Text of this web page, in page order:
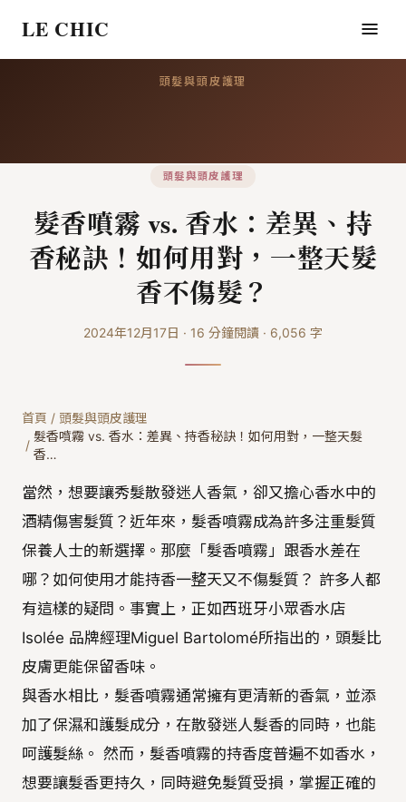
LE CHIC
頭髮與頭皮護理
頭髮與頭皮護理
髮香噴霧 vs. 香水：差異、持
香秘訣！如何用對，一整天髮
香不傷髮？
2024年12月17日 · 16 分鐘閱讀 · 6,056 字
首頁 / 頭髮與頭皮護理
/
髮香噴霧 vs. 香水：差異、持香秘訣！如何用對，一整天髮
香…
當然，想要讓秀髮散發迷人香氣，卻又擔心香水中的
酒精傷害髮質？近年來，髮香噴霧成為許多注重髮質
保養人士的新選擇。那麼「髮香噴霧」跟香水差在
哪？如何使用才能持香一整天又不傷髮質？ 許多人都
有這樣的疑問。事實上，正如西班牙小眾香水店
Isolée 品牌經理Miguel Bartolomé所指出的，頭髮比
皮膚更能保留香味。
與香水相比，髮香噴霧通常擁有更清新的香氣，並添
加了保濕和護髮成分，在散發迷人髮香的同時，也能
呵護髮絲。 然而，髮香噴霧的持香度普遍不如香水，
想要讓髮香更持久，同時避免髮質受損，掌握正確的